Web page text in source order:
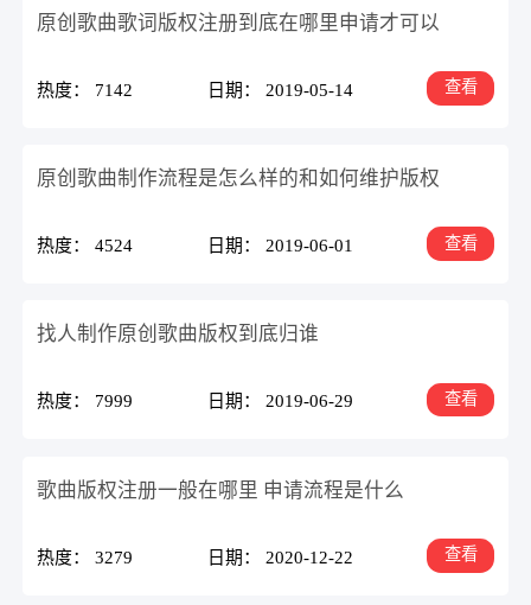
原创歌曲歌词版权注册到底在哪里申请才可以
热度： 7142 日期： 2019-05-14 查看
原创歌曲制作流程是怎么样的和如何维护版权
热度： 4524 日期： 2019-06-01 查看
找人制作原创歌曲版权到底归谁
热度： 7999 日期： 2019-06-29 查看
歌曲版权注册一般在哪里 申请流程是什么
热度： 3279 日期： 2020-12-22 查看